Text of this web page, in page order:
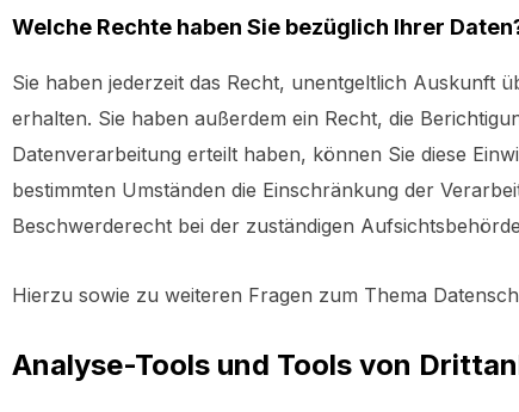
Welche Rechte haben Sie bezüglich Ihrer
Sie haben jederzeit das Recht, unentgeltlich Auskunft
erhalten. Sie haben außerdem ein Recht, die
Datenverarbeitung erteilt haben, können Sie diese
bestimmten Umständen die Einschränkung der
Beschwerderecht bei der zuständigen
Hierzu sowie zu weiteren Fragen zum Thema
Analyse-Tools und Tools von